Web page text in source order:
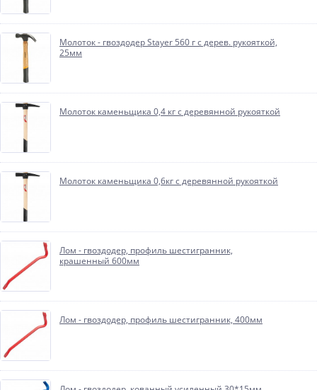
Молоток - гвоздодер Stayer 560 г с дерев. рукояткой,
25мм
Молоток каменьщика 0,4 кг с деревянной рукояткой
Молоток каменьщика 0,6кг с деревянной рукояткой
Лом - гвоздодер, профиль шестигранник,
крашенный 600мм
Лом - гвоздодер, профиль шестигранник, 400мм